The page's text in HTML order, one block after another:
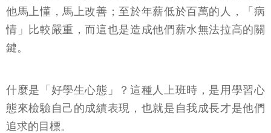
他馬上懂，馬上改善；至於年薪低於百萬的人，「病
情」比較嚴重，而這也是造成他們薪水無法拉高的關
鍵。
什麼是「好學生心態」？這種人上班時，是用學習心
態來檢驗自己的成績表現，也就是自我成長才是他們
追求的目標。